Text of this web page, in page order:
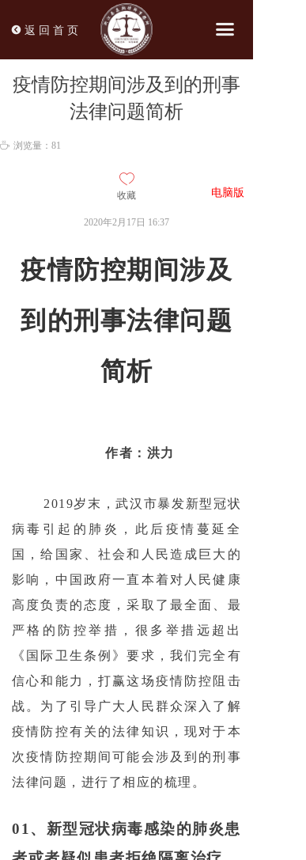
끀
뀸 返 回 首 页
疫情防控期间涉及到的刑事
法律问题简析
疫情防控期间涉及
到的刑事法律问题
简析
作者：洪力
2019岁末，武汉市暴发新型冠状
病毒引起的肺炎，此后疫情蔓延全
国，给国家、社会和人民造成巨大的
影响，中国政府一直本着对人民健康
高度负责的态度，采取了最全面、最
严格的防控举措，很多举措远超出
《国际卫生条例》要求，我们完全有
信心和能力，打赢这场疫情防控阻击
战。为了引导广大人民群众深入了解
疫情防控有关的法律知识，现对于本
次疫情防控期间可能会涉及到的刑事
法律问题，进行了相应的梳理。
01、 新型冠状病毒感染的肺炎患
2020年2月17日 16:37
ꄘ 浏览量： 81
ꄀ
收藏
电脑版